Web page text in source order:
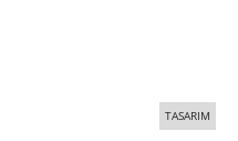
TASARIM